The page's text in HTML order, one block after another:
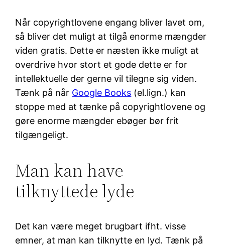
Når copyrightlovene engang bliver lavet om,
så bliver det muligt at tilgå enorme mængder
viden gratis. Dette er næsten ikke muligt at
overdrive hvor stort et gode dette er for
intellektuelle der gerne vil tilegne sig viden.
Tænk på når Google Books (el.lign.) kan
stoppe med at tænke på copyrightlovene og
gøre enorme mængder ebøger bør frit
tilgængeligt.
Man kan have
tilknyttede lyde
Det kan være meget brugbart ifht. visse
emner, at man kan tilknytte en lyd. Tænk på